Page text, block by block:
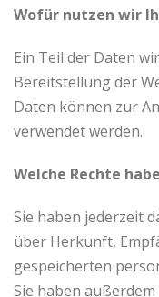
Wofür nutzen wir
Ein Teil der Daten
Bereitstellung der
Daten können zur
verwendet werden.
Welche Rechte
Sie haben jederzeit
über Herkunft,
gespeicherten
Sie haben